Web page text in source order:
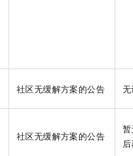
社区无缓解方案的公告 无
社区无缓解方案的公告
后